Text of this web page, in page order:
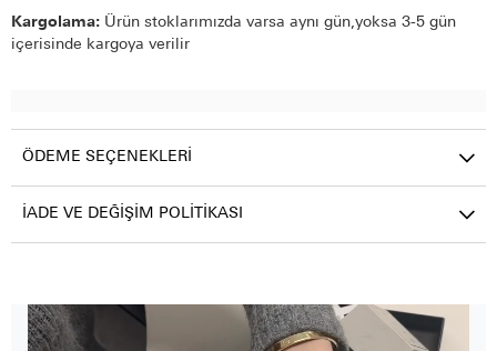
Kargolama: Ürün stoklarımızda varsa aynı gün,yoksa 3-5 gün
içerisinde kargoya verilir
ÖDEME SEÇENEKLERI
İADE VE DEĞIŞIM POLITIKASI